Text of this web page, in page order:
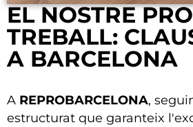
EL NOSTRE
TREBALL:
A BARCELONA
A REPROBARCELONA,
estructurat que garanteix